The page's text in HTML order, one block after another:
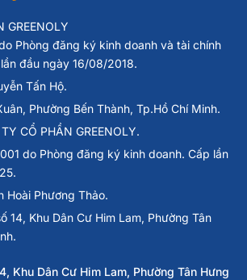
GREENOLY
Phòng đăng ký kinh doanh và tài chính
đầu ngày 16/08/2018.
Tấn Hộ.
Phường Bến Thành, Tp.Hồ Chí Minh.
CỔ PHẦN GREENOLY.
do Phòng đăng ký kinh doanh. Cấp lần
Hoài Phương Thảo.
14, Khu Dân Cư Him Lam, Phường Tân
Khu Dân Cư Him Lam, Phường Tân Hưng